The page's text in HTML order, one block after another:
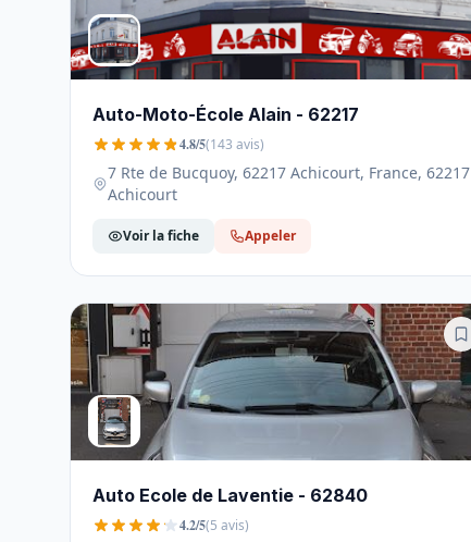
Auto-Moto-École Alain - 62217
4.8/5(143 avis)
7 Rte de Bucquoy, 62217 Achicourt, France, 62217
Achicourt
Voir la fiche Appeler
Auto Ecole de Laventie - 62840
4.2/5(5 avis)